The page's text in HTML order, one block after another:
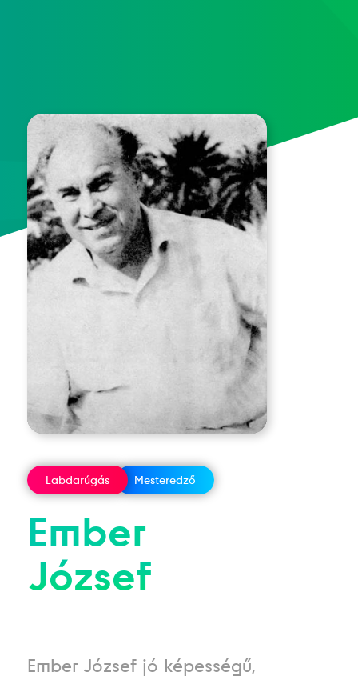
Labdarúgás Mesteredző
Ember
József
Ember József jó képességű,